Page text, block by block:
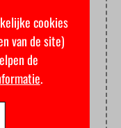
cookies
van de site)
de
.